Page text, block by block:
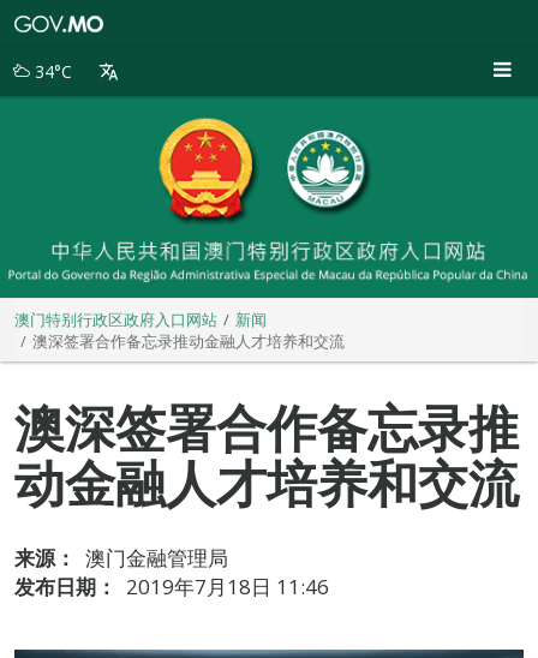
别
34°C
澳门特别行政区政府入口网站
新闻
澳深签署合作备忘录推动金融人才培养和交流
澳深签署合作备忘录推
动金融人才培养和交流
来源：
澳门金融管理局
发布日期：
2019年7月18日 11:46